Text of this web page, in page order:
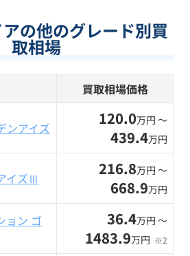
の他のグレード別買
取相場
買取相場価格
ンアイズ 120.0万円 〜
439.4万円
イズⅢ 216.8万円 〜
668.9万円
ョン ゴ
36.4万円 〜
1483.9万円 ※2